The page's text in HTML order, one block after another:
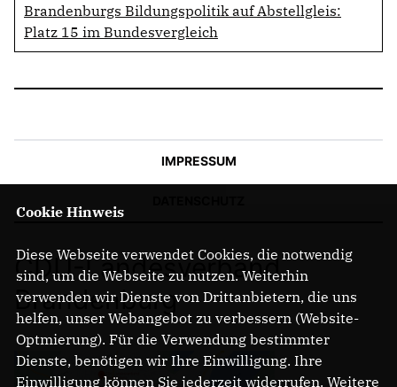
Brandenburgs Bildungspolitik auf Abstellgleis:
Platz 15 im Bundesvergleich
IMPRESSUM
CDU-Landesverband
Brandenburg
Cookie Hinweis
Diese Webseite verwendet Cookies, die notwendig
sind, um die Webseite zu nutzen. Weiterhin
verwenden wir Dienste von Drittanbietern, die uns
helfen, unser Webangebot zu verbessern (Website-
Optmierung). Für die Verwendung bestimmter
Dienste, benötigen wir Ihre Einwilligung. Ihre
Einwilligung können Sie jederzeit widerrufen. Weitere